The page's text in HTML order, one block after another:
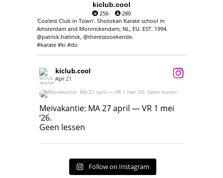
kiclub.cool
256
280
'Coolest Club in Town'. Shotokan Karate school in
Amsterdam and Monnickendam, NL, EU. EST. 1994.
@patrick.hattrick, @theresezoekende.
#karate #ki #do
kiclub.cool
Apr 21
Meivakantie: MA 27 april — VR 1 mei ‘26.
Geen lessen
Meivakantie: MA 27 april — VR 1 mei
‘26.
Geen lessen
Follow on Instagram